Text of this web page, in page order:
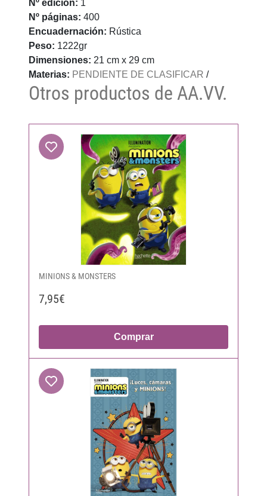
Nº edición: 1
Nº páginas: 400
Encuadernación: Rústica
Peso: 1222gr
Dimensiones: 21 cm x 29 cm
Materias: PENDIENTE DE CLASIFICAR /
Otros productos de AA.VV.
MINIONS & MONSTERS
7,95€
Comprar